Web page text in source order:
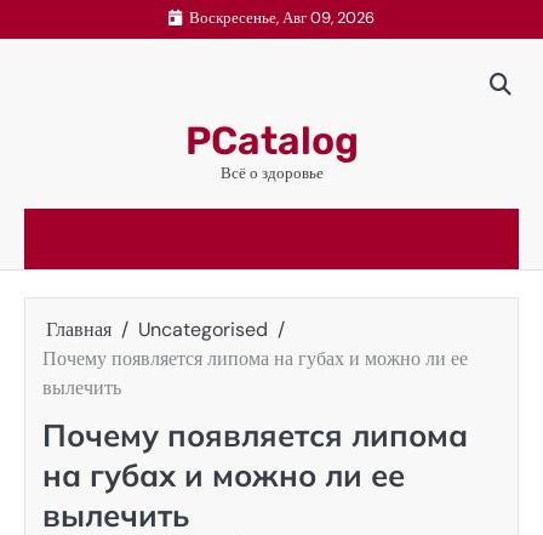
к
Воскресенье, Авг 09, 2026
PCatalog
Всё о здоровье
Главная
Uncategorised
Почему появляется липома на губах и можно ли ее
вылечить
Почему появляется липома
на губах и можно ли ее
вылечить